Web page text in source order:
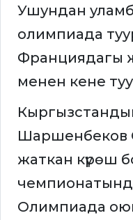
Ушундан
олимпиада
Франциядагы
менен кене
Шаршенбеков
жаткан күрөш
Олимпиада